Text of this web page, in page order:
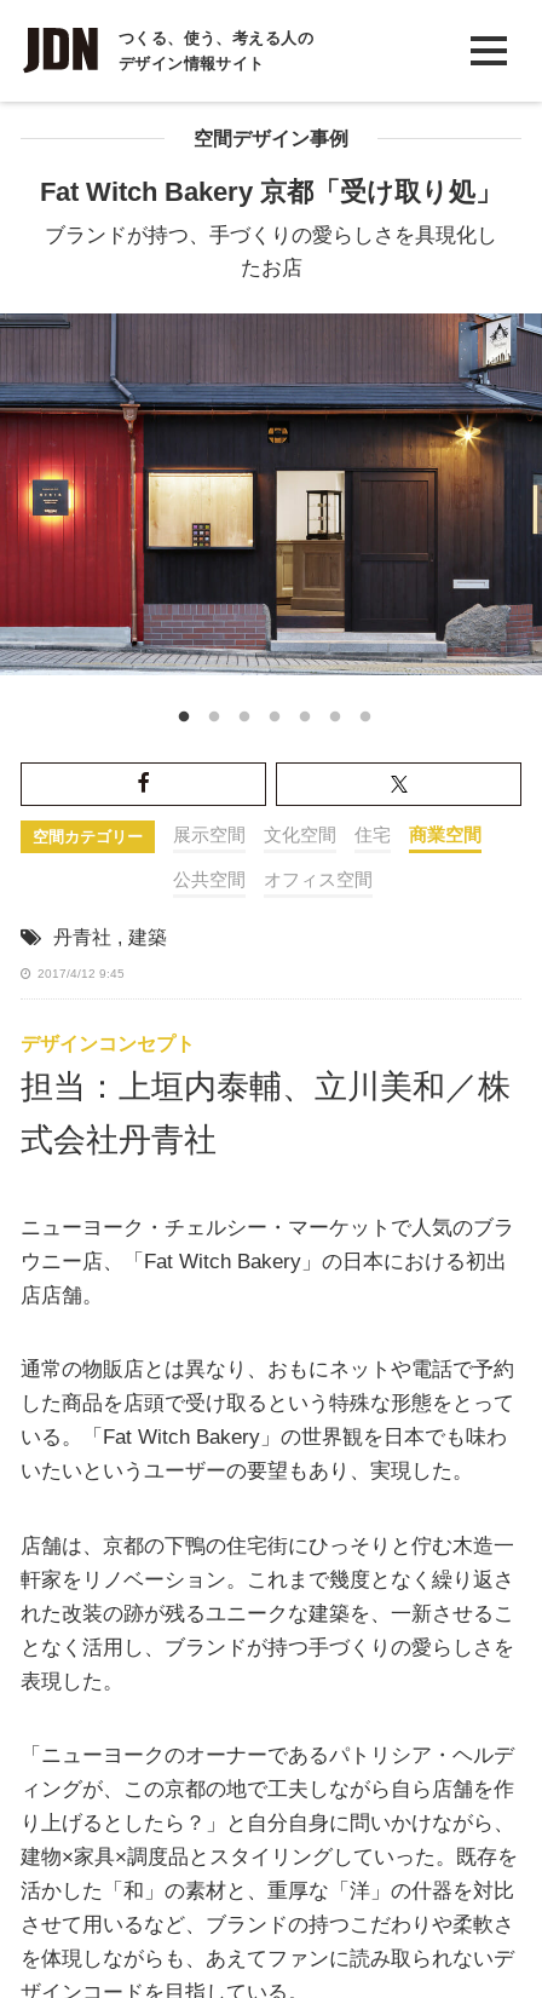
つくる、使う、考える人の
デザイン情報サイト
INTERVIEW
インタビュー
REPORT
COLUMN
空間デザイン事例
Fat Witch Bakery 京都「受け取り処」
ブランドが持つ、手づくりの愛らしさを具現化し
たお店
空間カテゴリー 展示空間 文化空間 住宅 商業空間
公共空間 オフィス空間
丹青社 , 建築
2017/4/12 9:45
デザインコンセプト
担当：上垣内泰輔、立川美和／株
式会社丹青社
ニューヨーク・チェルシー・マーケットで人気のブラ
ウニー店、「Fat Witch Bakery」の日本における初出
店店舗。
通常の物販店とは異なり、おもにネットや電話で予約
した商品を店頭で受け取るという特殊な形態をとって
いる。「Fat Witch Bakery」の世界観を日本でも味わ
いたいというユーザーの要望もあり、実現した。
店舗は、京都の下鴨の住宅街にひっそりと佇む木造一
軒家をリノベーション。これまで幾度となく繰り返さ
れた改装の跡が残るユニークな建築を、一新させるこ
となく活用し、ブランドが持つ手づくりの愛らしさを
表現した。
「ニューヨークのオーナーであるパトリシア・ヘルデ
ィングが、この京都の地で工夫しながら自ら店舗を作
り上げるとしたら？」と自分自身に問いかけながら、
建物×家具×調度品とスタイリングしていった。既存を
活かした「和」の素材と、重厚な「洋」の什器を対比
させて用いるなど、ブランドの持つこだわりや柔軟さ
を体現しながらも、あえてファンに読み取られないデ
ザインコードを目指している。